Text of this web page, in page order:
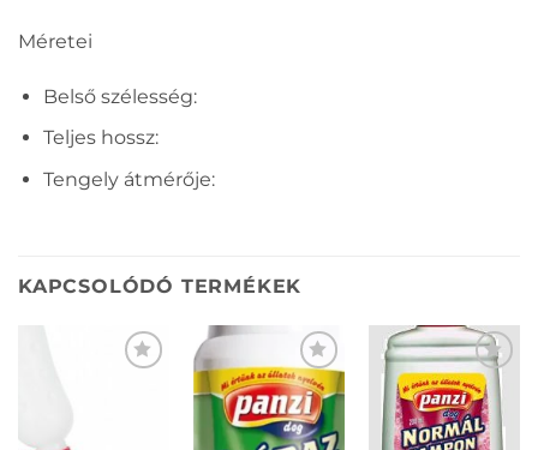
Méretei
Belső szélesség:
Teljes hossz:
Tengely átmérője:
KAPCSOLÓDÓ TERMÉKEK
KEDVENCEKHEZ KEDVENCEKHEZ